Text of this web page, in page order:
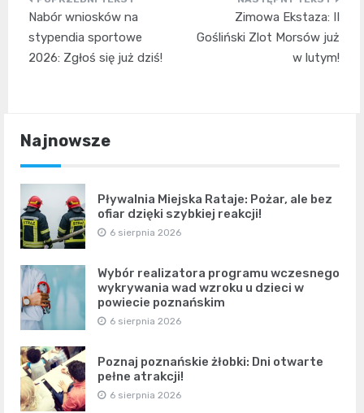
Nawigacja
wpisu
Nabór wniosków na
stypendia sportowe
2026: Zgłoś się już dziś!
Zimowa Ekstaza: II
Gośliński Zlot Morsów już
w lutym!
Najnowsze
Pływalnia Miejska Rataje: Pożar, ale bez
ofiar dzięki szybkiej reakcji!
6 sierpnia 2026
Wybór realizatora programu wczesnego
wykrywania wad wzroku u dzieci w
powiecie poznańskim
6 sierpnia 2026
Poznaj poznańskie żłobki: Dni otwarte
pełne atrakcji!
6 sierpnia 2026